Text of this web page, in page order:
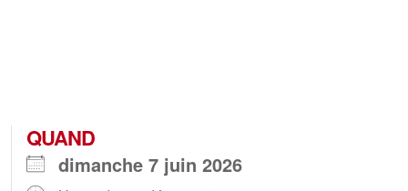
QUAND
dimanche 7 juin 2026